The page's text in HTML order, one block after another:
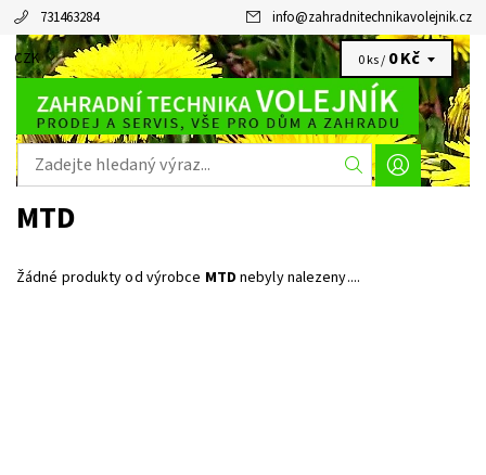
731463284 info@zahradnitechnikavolejnik.cz
CZK 0 ks / 0 Kč
MTD
Žádné produkty od výrobce MTD nebyly nalezeny....